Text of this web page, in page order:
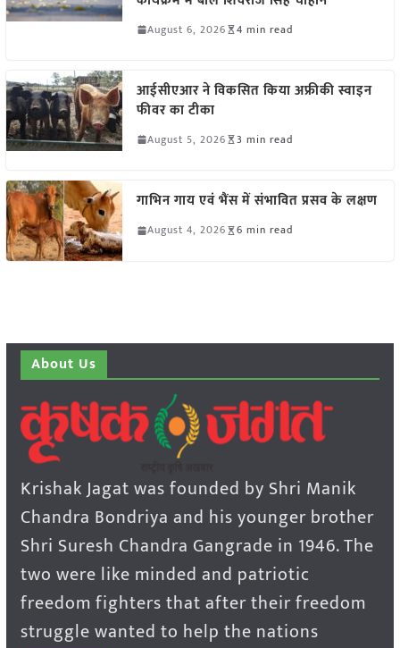
August 6, 2026 4 min read
आईसीएआर ने विकसित किया अफ्रीकी स्वाइन
फीवर का टीका
August 5, 2026 3 min read
गाभिन गाय एवं भैंस में संभावित प्रसव के लक्षण
August 4, 2026 6 min read
About Us
Krishak Jagat was founded by Shri Manik
Chandra Bondriya and his younger brother
Shri Suresh Chandra Gangrade in 1946. The
two were like minded and patriotic
freedom fighters that after their freedom
struggle wanted to help the nations